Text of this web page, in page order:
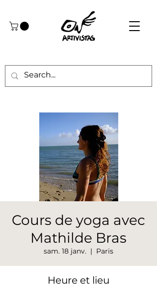
Cours de yoga avec
Mathilde Bras
sam. 18 janv.
  |
Paris
Heure et lieu